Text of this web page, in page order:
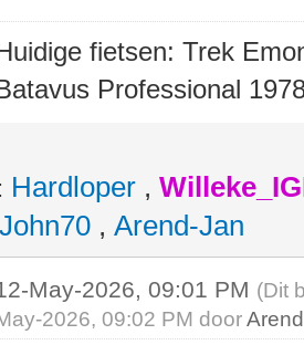
fietsen: Trek
Professional
Hardloper ,
John70 , Arend-Jan
May-2026, 09:01 PM (Dit
2026, 09:02 PM door